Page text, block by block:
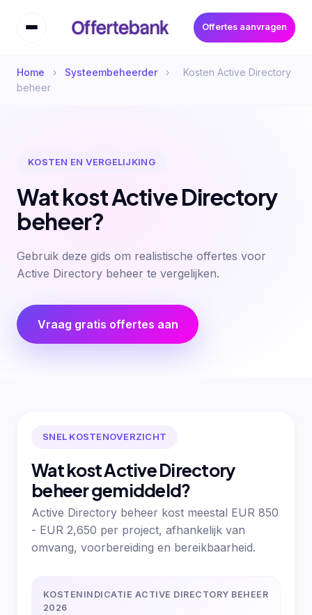
Offertes aanvragen
Home › Systeembeheerder ›
Kosten Active Directory
beheer
KOSTEN EN VERGELIJKING
Wat kost Active Directory
beheer?
Gebruik deze gids om realistische offertes voor
Active Directory beheer te vergelijken.
Vraag gratis offertes aan
SNEL KOSTENOVERZICHT
Wat kost Active Directory
beheer gemiddeld?
Active Directory beheer kost meestal EUR 850
- EUR 2,650 per project, afhankelijk van
omvang, voorbereiding en bereikbaarheid.
KOSTENINDICATIE ACTIVE DIRECTORY BEHEER
2026